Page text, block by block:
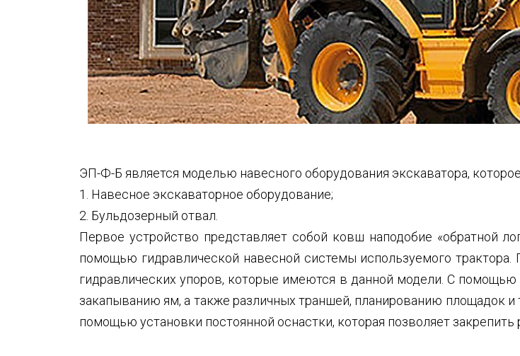
ЭП-Ф-Б является моделью навесного оборудования экскаватора,
1. Навесное экскаваторное оборудование;
2. Бульдозерный отвал.
Первое устройство представляет собой ковш наподобие «обратной
помощью гидравлической навесной системы используемого
гидравлических упоров, которые имеются в данной модели. С
закапыванию ям, а также различных траншей, планированию площадок
помощью установки постоянной оснастки, которая позволяет